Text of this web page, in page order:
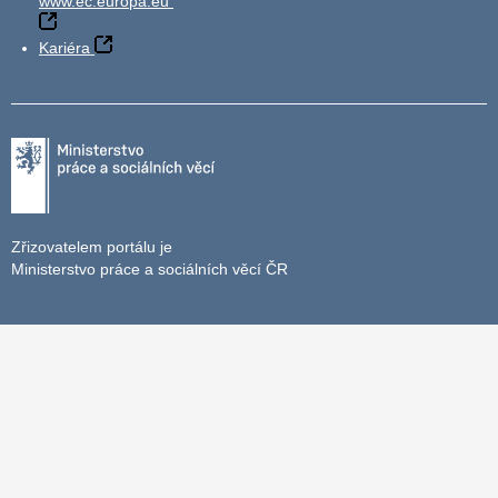
Kariéra
Zřizovatelem portálu je
Ministerstvo práce a sociálních věcí ČR